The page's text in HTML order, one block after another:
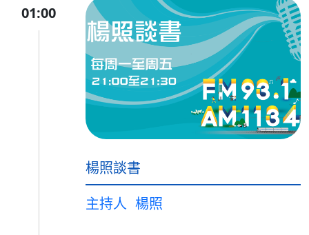
01:00
楊照談書
主持人 楊照